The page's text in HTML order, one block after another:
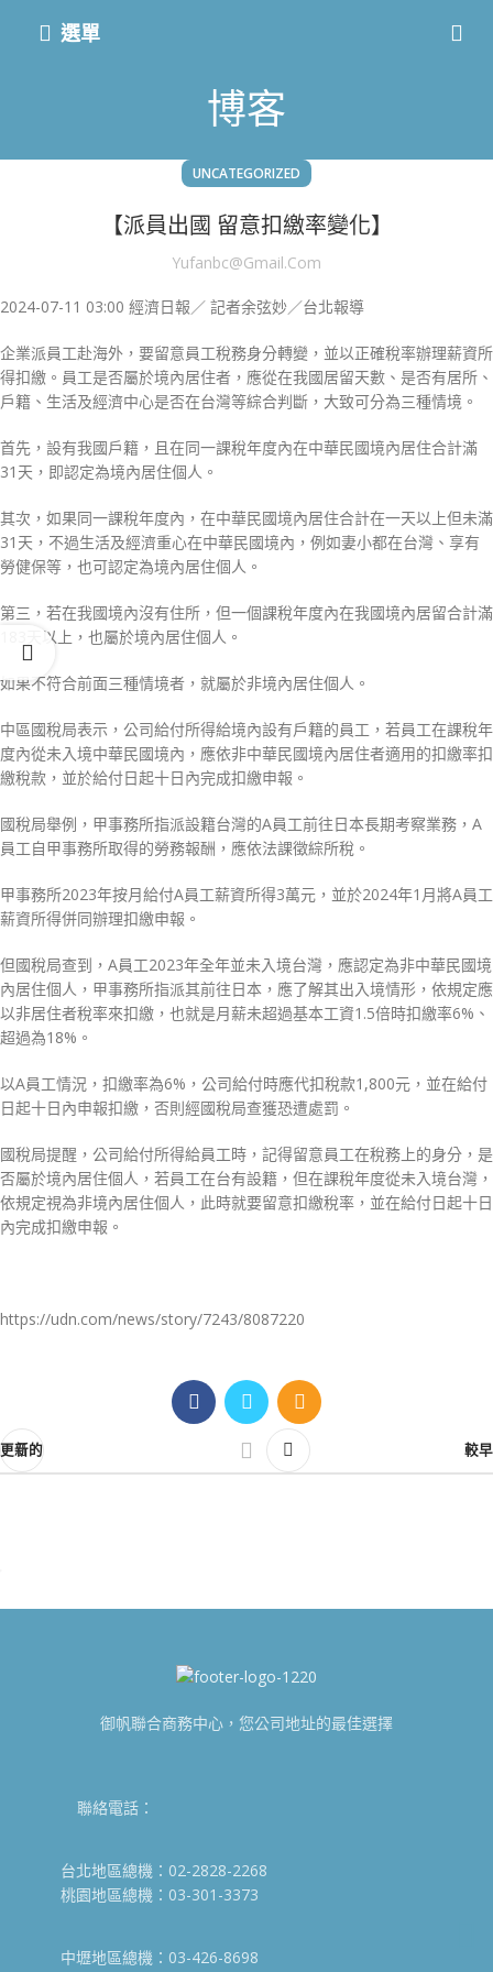
選單
博客
UNCATEGORIZED
【派員出國 留意扣繳率變化】
Yufanbc@gmail.com
2024-07-11 03:00 經濟日報／ 記者余弦妙／台北報導
企業派員工赴海外，要留意員工稅務身分轉變，並以正確稅率辦理薪資所
得扣繳。員工是否屬於境內居住者，應從在我國居留天數、是否有居所、
戶籍、生活及經濟中心是否在台灣等綜合判斷，大致可分為三種情境。
首先，設有我國戶籍，且在同一課稅年度內在中華民國境內居住合計滿
31天，即認定為境內居住個人。
其次，如果同一課稅年度內，在中華民國境內居住合計在一天以上但未滿
31天，不過生活及經濟重心在中華民國境內，例如妻小都在台灣、享有
勞健保等，也可認定為境內居住個人。
第三，若在我國境內沒有住所，但一個課稅年度內在我國境內居留合計滿
183天以上，也屬於境內居住個人。
如果不符合前面三種情境者，就屬於非境內居住個人。
中區國稅局表示，公司給付所得給境內設有戶籍的員工，若員工在課稅年
度內從未入境中華民國境內，應依非中華民國境內居住者適用的扣繳率扣
繳稅款，並於給付日起十日內完成扣繳申報。
國稅局舉例，甲事務所指派設籍台灣的A員工前往日本長期考察業務，A
員工自甲事務所取得的勞務報酬，應依法課徵綜所稅。
甲事務所2023年按月給付A員工薪資所得3萬元，並於2024年1月將A員工
薪資所得併同辦理扣繳申報。
但國稅局查到，A員工2023年全年並未入境台灣，應認定為非中華民國境
內居住個人，甲事務所指派其前往日本，應了解其出入境情形，依規定應
以非居住者稅率來扣繳，也就是月薪未超過基本工資1.5倍時扣繳率6%、
超過為18%。
以A員工情況，扣繳率為6%，公司給付時應代扣稅款1,800元，並在給付
日起十日內申報扣繳，否則經國稅局查獲恐遭處罰。
國稅局提醒，公司給付所得給員工時，記得留意員工在稅務上的身分，是
否屬於境內居住個人，若員工在台有設籍，但在課稅年度從未入境台灣，
依規定視為非境內居住個人，此時就要留意扣繳稅率，並在給付日起十日
內完成扣繳申報。
https://udn.com/news/story/7243/8087220
更新的 較早
御帆聯合商務中心，您公司地址的最佳選擇
聯絡電話：
台北地區總機：02-2828-2268
桃園地區總機：03-301-3373
中壢地區總機：03-426-8698